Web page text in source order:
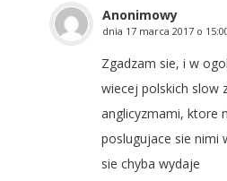
Anonimowy
dnia 17 marca 2017 o
Zgadzam sie, i w
wiecej polskich slow
anglicyzmami, ktore
poslugujace sie nimi
sie chyba wydaje